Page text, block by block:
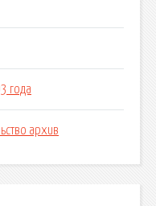
года
архив